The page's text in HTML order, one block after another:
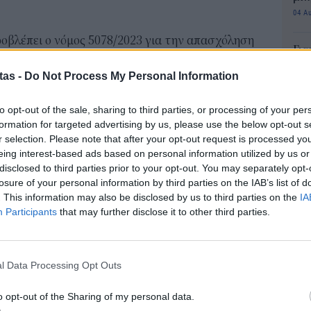
- Do Not Process My Personal Information
opt-out of the sale, sharing to third parties, or processing of your
for targeted advertising by us, please use the below opt-out
selection. Please note that after your opt-out request is processed
interest-based ads based on personal information utilized by us
to third parties prior to your opt-out. You may separately
of your personal information by third parties on the IAB’s list of
This information may also be disclosed by us to third parties on the
Participants that may further disclose it to other third parties.
Data Processing Opt Outs
opt-out of the Sharing of my personal data.
ο νόμος 5078/2023 για την απασχόληση
που έχουν συνταξιοδοτηθεί
πραγματοποιείται μια παρακράτηση 10%
από την εργασία τους. Μέχρι πρόσφατα, στην
συνταξιούχος να εργαστεί, είχε άμεσα απώλεια
του. Μάλιστα, αυτό το ποσοστό, λίγο
Κατρούγκαλου), ανερχόταν σε 60%.
της επιτυχίας του νέου ευνοϊκού συστήματος
των εγγεγραμμένων συνταξιούχων από 36.000,
81.000, που έχουν ήδη εγγραφεί στην
να βαίνει σε τροχιά καθημερινής ανόδου.
σε όσους συνταξιούχους μπορούν και επιθυμούν
04
e-
04